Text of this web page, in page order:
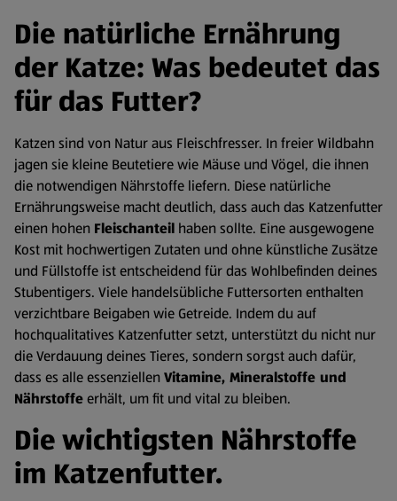
Die natürliche Ernährung
der Katze: Was bedeutet das
für das Futter?
Katzen sind von Natur aus Fleischfresser. In freier Wildbahn
jagen sie kleine Beutetiere wie Mäuse und Vögel, die ihnen
die notwendigen Nährstoffe liefern. Diese natürliche
Ernährungsweise macht deutlich, dass auch das Katzenfutter
einen hohen Fleischanteil haben sollte. Eine ausgewogene
Kost mit hochwertigen Zutaten und ohne künstliche Zusätze
und Füllstoffe ist entscheidend für das Wohlbefinden deines
Stubentigers. Viele handelsübliche Futtersorten enthalten
verzichtbare Beigaben wie Getreide. Indem du auf
hochqualitatives Katzenfutter setzt, unterstützt du nicht nur
die Verdauung deines Tieres, sondern sorgst auch dafür,
dass es alle essenziellen Vitamine, Mineralstoffe und
Nährstoffeerhält, um fit und vital zu bleiben.
Die wichtigsten Nährstoffe
im Katzenfutter.